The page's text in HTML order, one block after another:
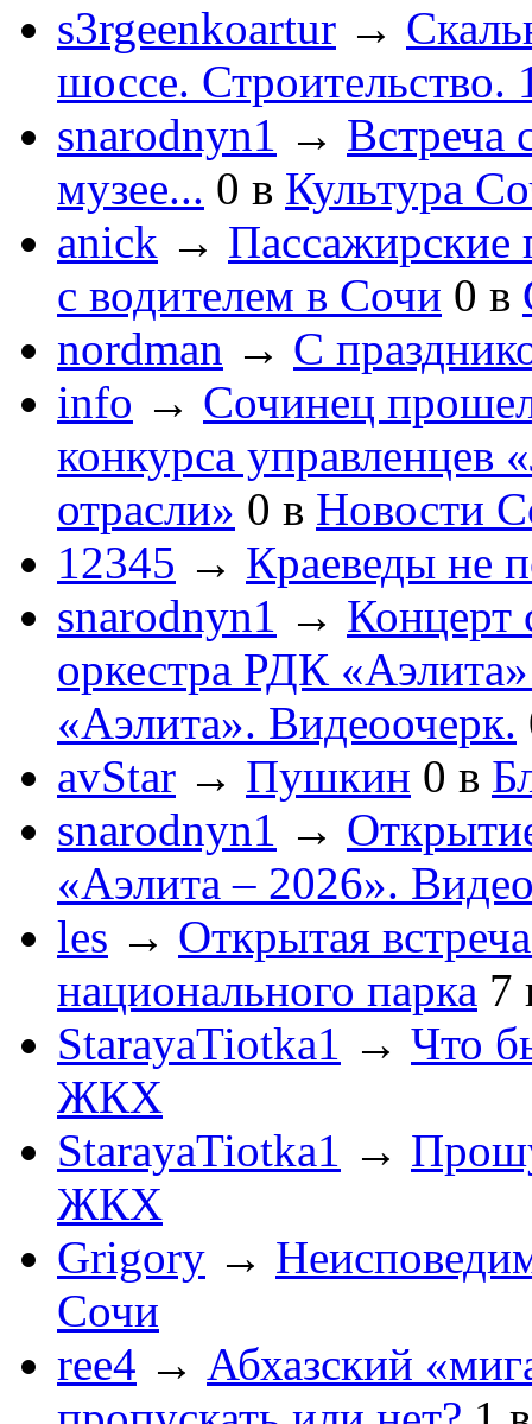
s3rgeenkoartur →
шоссе. Строительство.
snarodnyn1 → Встреча
музее... 0 в Культура
anick → Пассажирские
с водителем в Сочи 0 в
nordman → С
info → Сочинец
конкурса управленцев
отрасли» 0 в Новости
12345 → Краеведы не
snarodnyn1 → Концерт
оркестра РДК
«Аэлита». Видеоочерк.
avStar → Пушкин 0 в
snarodnyn1 →
«Аэлита – 2026».
les → Открытая
национального парка 7
StarayaTiotka1 → Что
ЖКХ
StarayaTiotka1 →
ЖКХ
Grigory →
Сочи
ree4 → Абхазский